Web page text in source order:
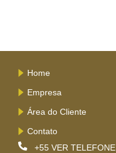
Home
Empresa
Área do Cliente
Contato
+55 VER TELEFONE